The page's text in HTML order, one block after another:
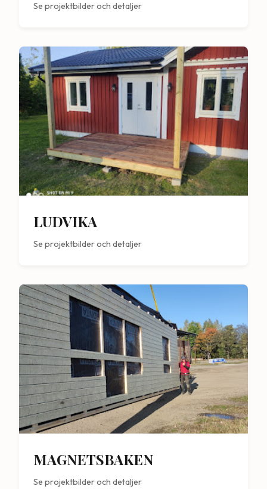
Se projektbilder och detaljer
LUDVIKA
Se projektbilder och detaljer
MAGNETSBAKEN
Se projektbilder och detaljer